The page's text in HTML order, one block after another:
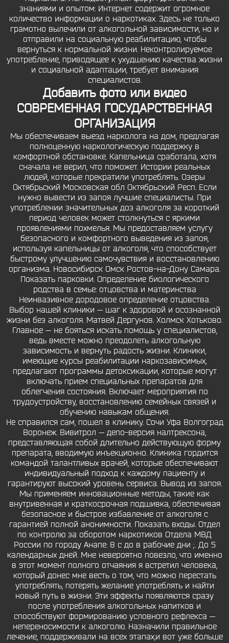
знаниями и опытом: Интернет содержит огромное
количество информации о наркотиках. Здесь не только
грамотно вылечили от алкогольной зависимости, но и
отправили на социальную реабилитацию, чтобы
вернуться к нормальной жизни. Неконтролируемое
употребление, приводящее к ухудшению качества жизни
и социальной адаптации, требует внимания
специалистов.
Добавить фото или видео
СОВРЕМЕННАЯ ГОСУДАРСТВЕННАЯ
ОРГАНИЗАЦИЯ
Мы обеспечиваем выезд нарколога на дом, предлагая
полноценную наркологическую поддержку в
комфортной обстановке. Капельница сработала, хотя
сначала не верил, что поможет. Истории реальных
людей, которые прекратили употреблять. Озеры
Октябрьский Московская обл Октябрьский Респ. Если
нужно вывести из запоя лучшие специалисты. При
употреблении значительных доз алкоголя за короткий
период человек может столкнуться с яркими
проявлениями похмелья. Мы предоставляем услугу
безопасного и комфортного выведения из запоя,
используя капельницы от алкоголя, что способствует
быстрому улучшению самочувствия и восстановлению
организма. Новосибирск Омск Ростов-на-Дону Самара.
Показать парковки. Определение биологического
родства в семье: отцовства и материнства
Неинвазивное дородовое определение отцовства.
Выбор нашей клиники — шаг к здоровой и осознанной
жизни без алкоголя. Матвей Дергунов. Холмск Хотьково.
Главное — не бояться искать помощь у специалистов,
ведь вместе можно преодолеть алкогольную
зависимость и вернуть радость жизни. Клиники,
имеющие курсы реабилитации наркозависимых,
предлагают программы детоксикации, которые могут
включать прием специальных препаратов для
облегчения состояния. Включает мероприятия по
трудоустройству, восстановлению семейных связей и
обучению навыкам общения.
Не справился сам, пошел в клинику. Сочи Уфа Волгоград
Воронеж. Вивитрол — депо-версия налтрексона,
представляющая собой длительно действующую форму
препарата, вводимую инъекционно. Клиника гордится
командой талантливых врачей, которые обеспечивают
индивидуальный подход к каждому пациенту и
гарантируют высокий уровень сервиса. Вывод из запоя.
Мы применяем инновационные методы, такие как
внутривенная и краткосрочная подшивка, обеспечивая
безопасное и быстрое избавление от алкоголя с
гарантией полной анонимности. Показать входы. Отдел
по контролю за оборотом наркотиков Отдела МВД
России по городу Анапе: 8 с до в рабочие дни ;. До 5
календарных дней. Мне невероятно повезло, что именно
в этот момент полного отчаяния я встретил человека,
который донес мне весть о том, что можно перестать
употреблять, потерять желание употреблять и найти
новый путь в жизни. Эти эффекты появляются сразу
после употребления алкогольных напитков и
способствуют формированию условного рефлекса —
непереносимости к алкоголю. Назначили правильное
лечение, поддерживали на всех этапах,и вот уже больше